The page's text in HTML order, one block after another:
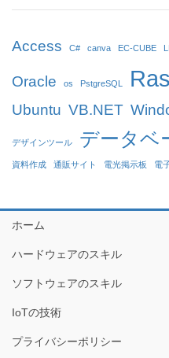
Access C# canva EC-CUBE
Oracle os PstgreSQL
Ubuntu VB.NET
デザインツール データベ
資料作成 通販サイト 電光掲示板 電
ホーム
ハードウェアのスキル
ソフトウェアのスキル
IoTの技術
プライバシーポリシー